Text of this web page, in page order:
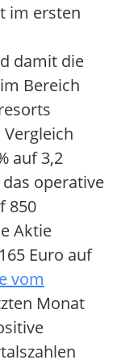
im ersten
damit die
Bereich
auf 3,2
operative
850
Aktie
Euro auf
vom
Monat